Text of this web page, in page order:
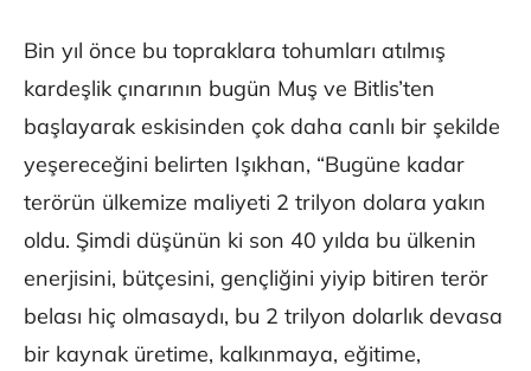
Bin yıl önce bu topraklara tohumları atılmış
kardeşlik çınarının bugün Muş ve Bitlis’ten
başlayarak eskisinden çok daha canlı bir şekilde
yeşereceğini belirten Işıkhan, “Bugüne kadar
terörün ülkemize maliyeti 2 trilyon dolara yakın
oldu. Şimdi düşünün ki son 40 yılda bu ülkenin
enerjisini, bütçesini, gençliğini yiyip bitiren terör
belası hiç olmasaydı, bu 2 trilyon dolarlık devasa
bir kaynak üretime, kalkınmaya, eğitime,